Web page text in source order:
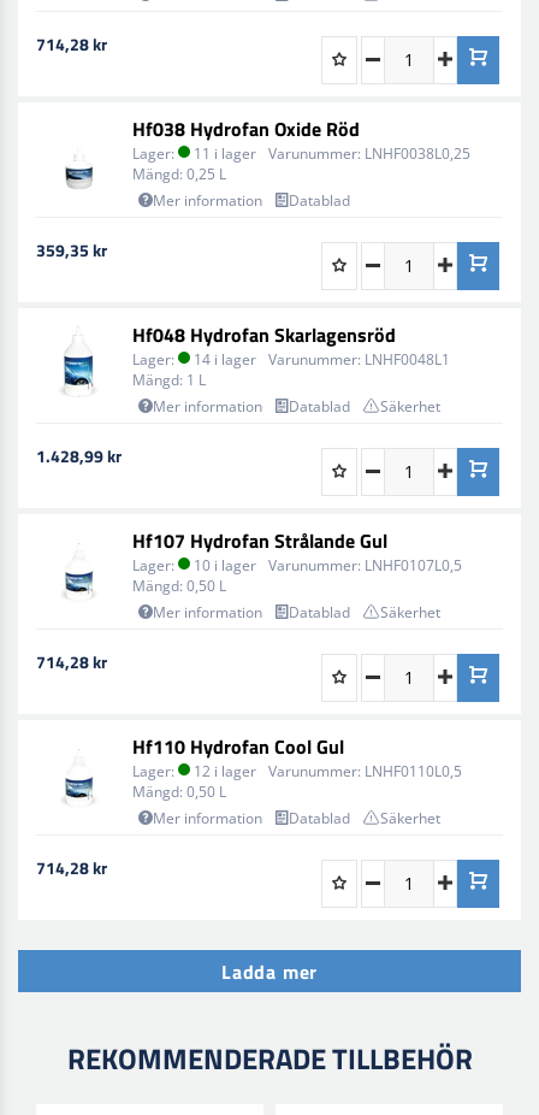
714,28 kr
Hf038 Hydrofan Oxide Röd
Lager: 11 i lager Varunummer: LNHF0038L0,25
Mängd: 0,25 L
Mer information
Datablad
359,35 kr
Hf048 Hydrofan Skarlagensröd
Lager: 14 i lager Varunummer: LNHF0048L1
Mängd: 1 L
Mer information
Datablad Säkerhet
1.428,99 kr
Hf107 Hydrofan Strålande Gul
Lager: 10 i lager Varunummer: LNHF0107L0,5
Mängd: 0,50 L
Mer information
Datablad Säkerhet
714,28 kr
Hf110 Hydrofan Cool Gul
Lager: 12 i lager Varunummer: LNHF0110L0,5
Mängd: 0,50 L
Mer information
Datablad Säkerhet
714,28 kr
Ladda mer
REKOMMENDERADE TILLBEHÖR